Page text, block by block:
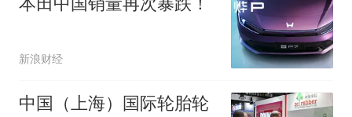
热
那个在床头放菜刀的女孩，
因老师一句“跟我回家”改写了
新浪财经
中国（上海）国际轮胎轮